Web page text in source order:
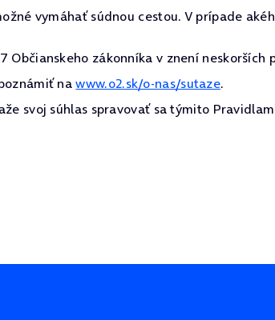
vymáhať súdnou cestou. V prípade
Občianskeho zákonníka v znení neskorších
nawww.o2.sk/o-nas/sutaze.
svoj súhlas spravovať sa týmito